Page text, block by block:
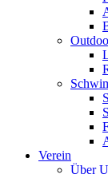
Verein
Über